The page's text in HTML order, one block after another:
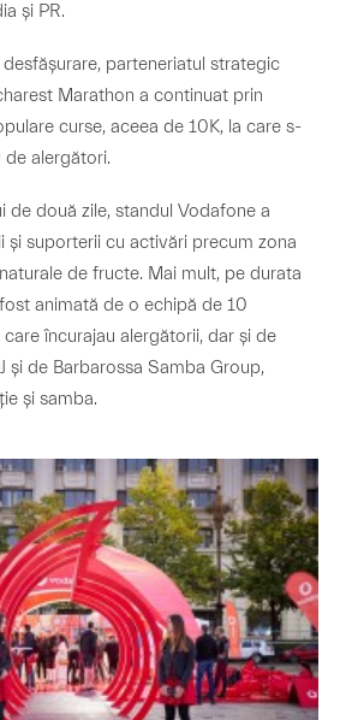
și PR.
parteneriatul strategic
Marathon a continuat prin
curse, aceea de 10K, la care s-
alergători.
de două zile, standul Vodafone a
și suporterii cu activări precum zona
de fructe. Mai mult, pe durata
animată de o echipă de 10
încurajau alergătorii, dar și de
și de Barbarossa Samba Group,
și samba.